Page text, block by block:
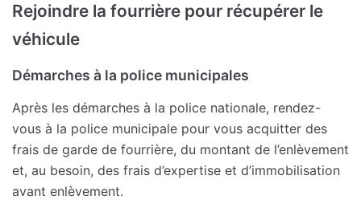
Rejoindre la fourrière pour récupérer le
véhicule
Démarches à la police municipales
Après les démarches à la police nationale, rendez-
vous à la police municipale pour vous acquitter des
frais de garde de fourrière, du montant de l’enlèvement
et, au besoin, des frais d’expertise et d’immobilisation
avant enlèvement.